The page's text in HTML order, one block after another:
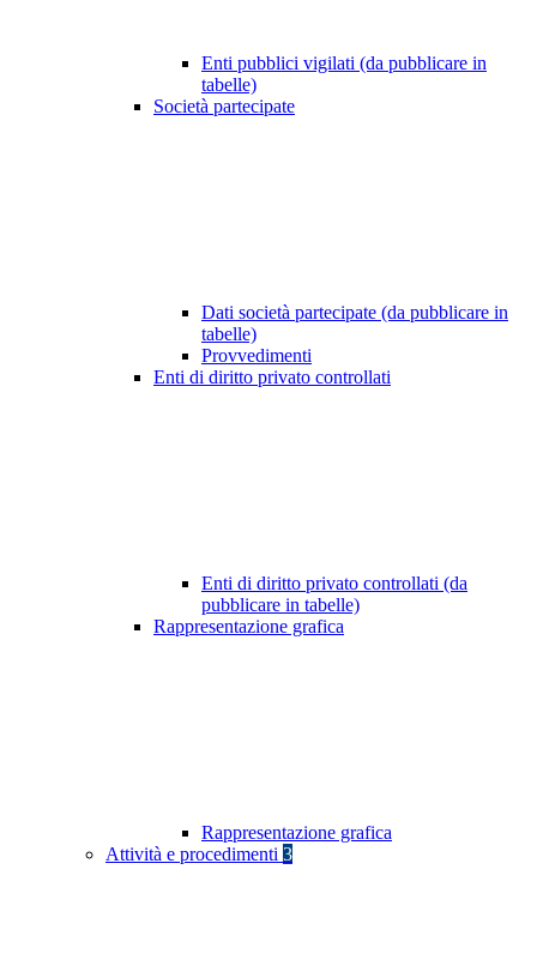
Enti pubblici vigilati (da pubblicare in
tabelle)
Società partecipate
Dati società partecipate (da pubblicare in
tabelle)
Provvedimenti
Enti di diritto privato controllati
Enti di diritto privato controllati (da
pubblicare in tabelle)
Rappresentazione grafica
Rappresentazione grafica
Attività e procedimenti 3